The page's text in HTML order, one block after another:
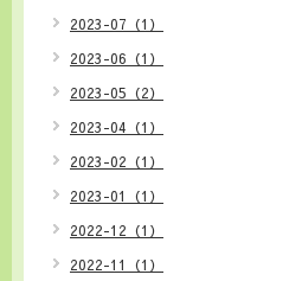
2023-07（1）
2023-06（1）
2023-05（2）
2023-04（1）
2023-02（1）
2023-01（1）
2022-12（1）
2022-11（1）